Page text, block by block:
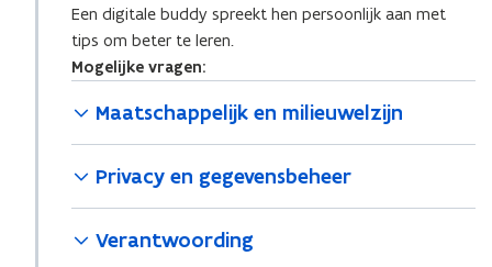
Een digitale buddy spreekt hen persoonlijk aan met
tips om beter te leren.
Mogelijke vragen:
Maatschappelijk en milieuwelzijn
Privacy en gegevensbeheer
Verantwoording